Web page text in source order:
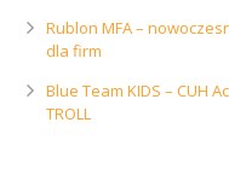
Rublon MFA –
dla firm
Blue Team KIDS – CUH
TROLL